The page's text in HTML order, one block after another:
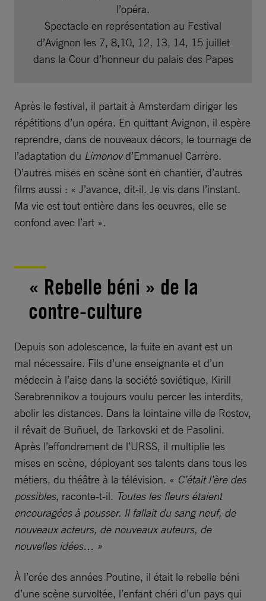
l’opéra.
Spectacle en représentation au Festival
d’Avignon les 7, 8,10, 12, 13, 14, 15 juillet
dans la Cour d’honneur du palais des Papes
Après le festival, il partait à Amsterdam diriger les
répétitions d’un opéra. En quittant Avignon, il espère
reprendre, dans de nouveaux décors, le tournage de
l’adaptation du Limonovd’Emmanuel Carrère.
D’autres mises en scène sont en chantier, d’autres
films aussi : « J’avance, dit-il. Je vis dans l’instant.
Ma vie est tout entière dans les oeuvres, elle se
confond avec l’art ».
« Rebelle béni » de la
contre-culture
Depuis son adolescence, la fuite en avant est un
mal nécessaire. Fils d’une enseignante et d’un
médecin à l’aise dans la société soviétique, Kirill
Serebrennikov a toujours voulu percer les interdits,
abolir les distances. Dans la lointaine ville de Rostov,
il rêvait de Buñuel, de Tarkovski et de Pasolini.
Après l’effondrement de l’URSS, il multiplie les
mises en scène, déployant ses talents dans tous les
métiers, du théâtre à la télévision. « C’était l’ère des
possibles, raconte-t-il. Toutes les fleurs étaient
encouragées à pousser. Il fallait du sang neuf, de
nouveaux acteurs, de nouveaux auteurs, de
nouvelles idées… »
À l’orée des années Poutine, il était le rebelle béni
d’une scène survoltée, l’enfant chéri d’un pays qui